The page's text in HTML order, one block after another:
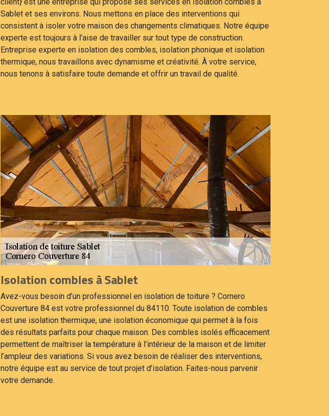
Sablet et ses environs. Nous mettons en place des interventions qui
consistent à isoler votre maison des changements climatiques. Notre équipe
experte est toujours à l’aise de travailler sur tout type de construction.
Entreprise experte en isolation des combles, isolation phonique et isolation
thermique, nous travaillons avec dynamisme et créativité. À votre service,
nous tenons à satisfaire toute demande et offrir un travail de qualité.
Isolation combles à Sablet
Avez-vous besoin d’un professionnel en isolation de toiture ? Cornero
Couverture 84 est votre professionnel du 84110. Toute isolation de combles
est une isolation thermique, une isolation économique qui permet à la fois
des résultats parfaits pour chaque maison. Des combles isolés efficacement
permettent de maîtriser la température à l’intérieur de la maison et de limiter
l’ampleur des variations. Si vous avez besoin de réaliser des interventions,
notre équipe est au service de tout projet d’isolation. Faites-nous parvenir
votre demande.